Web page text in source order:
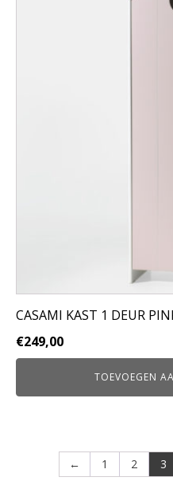
CASAMI KAST 1 DEUR
€249,00
TOEVOEGEN
← 1 2 3